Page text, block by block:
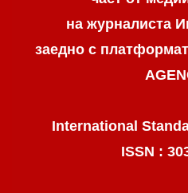
на журналиста
заедно с
International
ISSN :